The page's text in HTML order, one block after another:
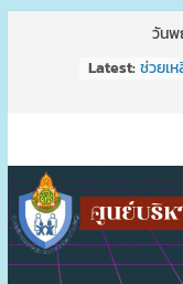
วัน
Latest: ประชุ
พื้นที่
อบร
รู้ทัน
พิธีวา